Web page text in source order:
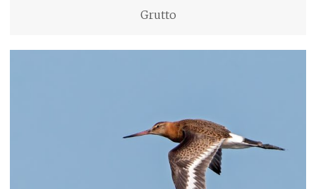
Grutto